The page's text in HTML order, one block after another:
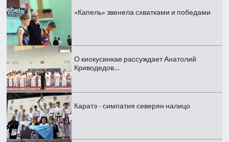
«Капель» звенела схватками и победами
О киокусинкае рассуждает Анатолий
Криводедов…
Каратэ - симпатия северян налицо